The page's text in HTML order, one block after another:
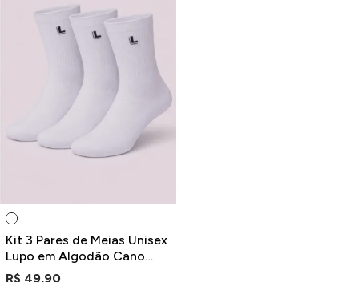
Kit 3 Pares de Meias Unisex
Lupo em Algodão Cano
Médio Am Sport Brancas
R$ 49,90